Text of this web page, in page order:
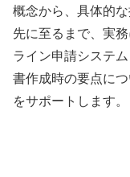
概念から、具体的
先に至るまで、実
ライン申請システ
書作成時の要点に
をサポートします。